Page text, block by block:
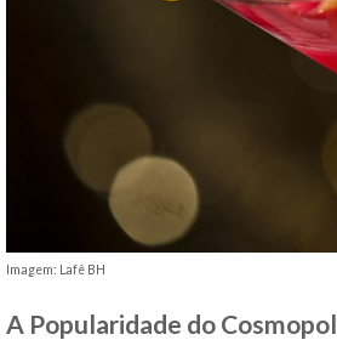
Imagem: Lafê BH
A Popularidade do